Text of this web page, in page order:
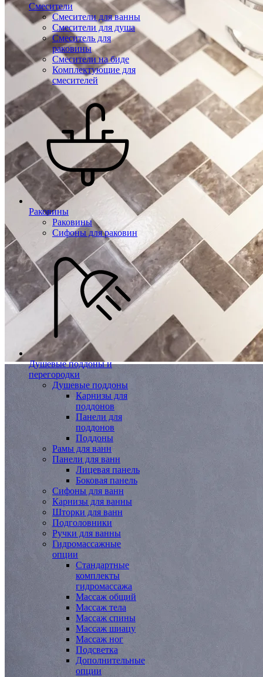
Смесители
Смесители для ванны
Смесители для душа
Смеситель для
раковины
Смесители на биде
Комплектующие для
смесителей
Раковины
Раковины
Сифоны для раковин
Душевые поддоны и
перегородки
Душевые поддоны
Карнизы для
поддонов
Панели для
поддонов
Поддоны
Рамы для ванн
Панели для ванн
Лицевая панель
Боковая панель
Сифоны для ванн
Карнизы для ванны
Шторки для ванн
Подголовники
Ручки для ванны
Гидромассажные
опции
Стандартные
комплекты
гидромассажа
Массаж общий
Массаж тела
Массаж спины
Массаж шиацу
Массаж ног
Подсветка
Дополнительные
опции